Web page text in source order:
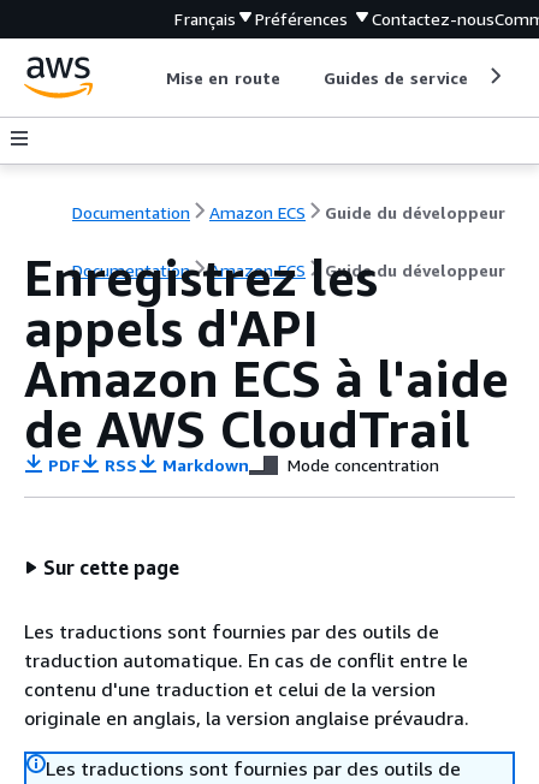
Français Préférences Contactez-nous
Mise en route Guides de service
Documentation Amazon ECS Guide du développeur
Documentation Amazon ECS Guide du développeur
Enregistrez les
appels d'API
Amazon ECS à l'aide
de AWS CloudTrail
PDF RSS Markdown Mode concentration
Sur cette page
Les traductions sont fournies par des outils de
traduction automatique. En cas de conflit entre le
contenu d'une traduction et celui de la version
originale en anglais, la version anglaise prévaudra.
Les traductions sont fournies par des outils de